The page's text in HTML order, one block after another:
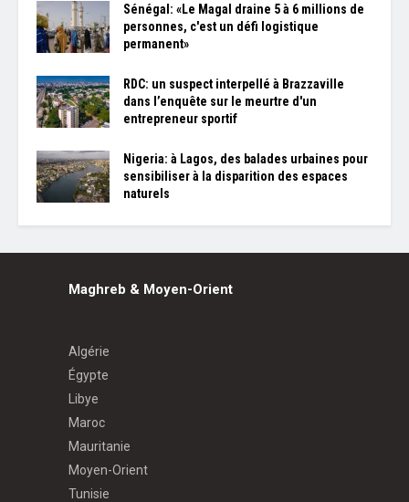
Sénégal: «Le Magal draine 5 à 6 millions de
personnes, c'est un défi logistique
permanent»
RDC: un suspect interpellé à Brazzaville
dans l’enquête sur le meurtre d'un
entrepreneur sportif
Nigeria: à Lagos, des balades urbaines pour
sensibiliser à la disparition des espaces
naturels
Maghreb & Moyen-Orient
Algérie
Égypte
Libye
Maroc
Mauritanie
Moyen-Orient
Tunisie